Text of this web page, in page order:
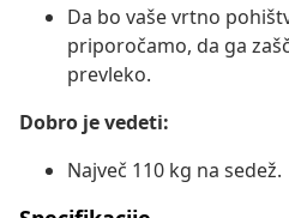
Da bo vaše vrtno
priporočamo, da ga
prevleko.
Dobro je vedeti:
Največ 110 kg na sedež.